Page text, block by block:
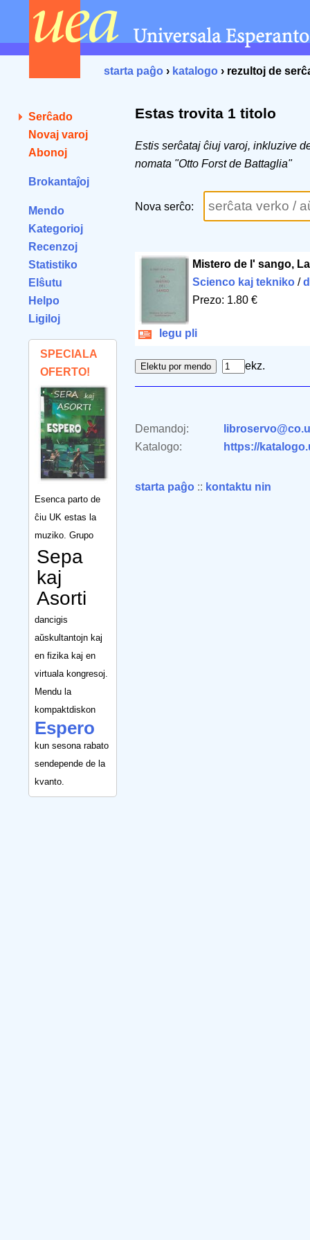
starta paĝo › katalogo › rezultoj de
Serĉado
Novaj varoj
Abonoj
Brokantaĵoj
Mendo
Kategorioj
Recenzoj
Statistiko
Elŝutu
Helpo
Ligiloj
SPECIALA
OFERTO!
Esenca parto de
ĉiu UK estas la
muziko. Grupo
Sepa
kaj
Asorti
dancigis
aŭskultantojn kaj
en fizika kaj en
virtuala kongresoj.
Mendu la
kompaktdiskon
Espero
kun sesona rabato
sendepende de la
kvanto.
Estas trovita 1 titolo
Estis serĉataj ĉiuj varoj, inkluzive
nomata "Otto Forst de Battaglia"
Nova serĉo:
Mistero de l' sango, La
Scienco kaj tekniko/
Prezo: 1.80 €
legu pli
ekz.
Demandoj:
Katalogo:
https://
starta paĝo :: kontaktu nin